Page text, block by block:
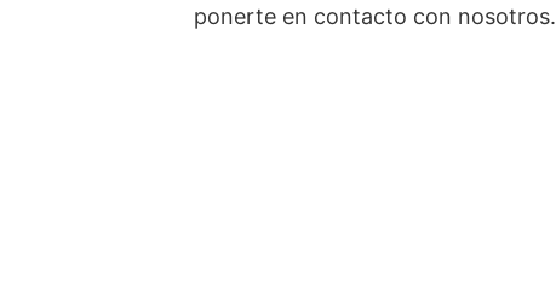
ponerte en contacto con nosotros.